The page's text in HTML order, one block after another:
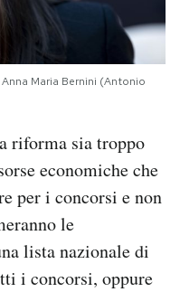
Maria Bernini (Antonio
riforma sia troppo
economiche che
per i concorsi e non
le
lista nazionale di
i concorsi, oppure